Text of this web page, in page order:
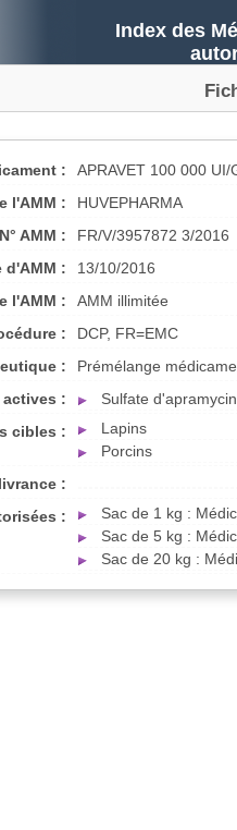
Index des
:
APRAVET 100 000 UI/
l'AMM :
HUVEPHARMA
N° AMM :
FR/V/3957872 3/2016
d'AMM :
13/10/2016
l'AMM :
AMM illimitée
:
DCP, FR=EMC
:
Prémélange
:
Sulfate
cibles :
Lapins
Porcins
:
:
Sac de 1 kg :
Sac de 5 kg :
Sac de 20 kg :